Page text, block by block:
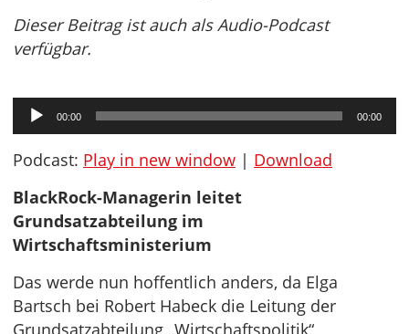
Dieser Beitrag ist auch als Audio-Podcast
verfügbar.
Audio-
Player
00:00 00:00
Podcast: Play in new window | Download
BlackRock-Managerin leitet
Grundsatzabteilung im
Wirtschaftsministerium
Das werde nun hoffentlich anders, da Elga
Bartsch bei Robert Habeck die Leitung der
Grundsatzabteilung „Wirtschaftspolitik“